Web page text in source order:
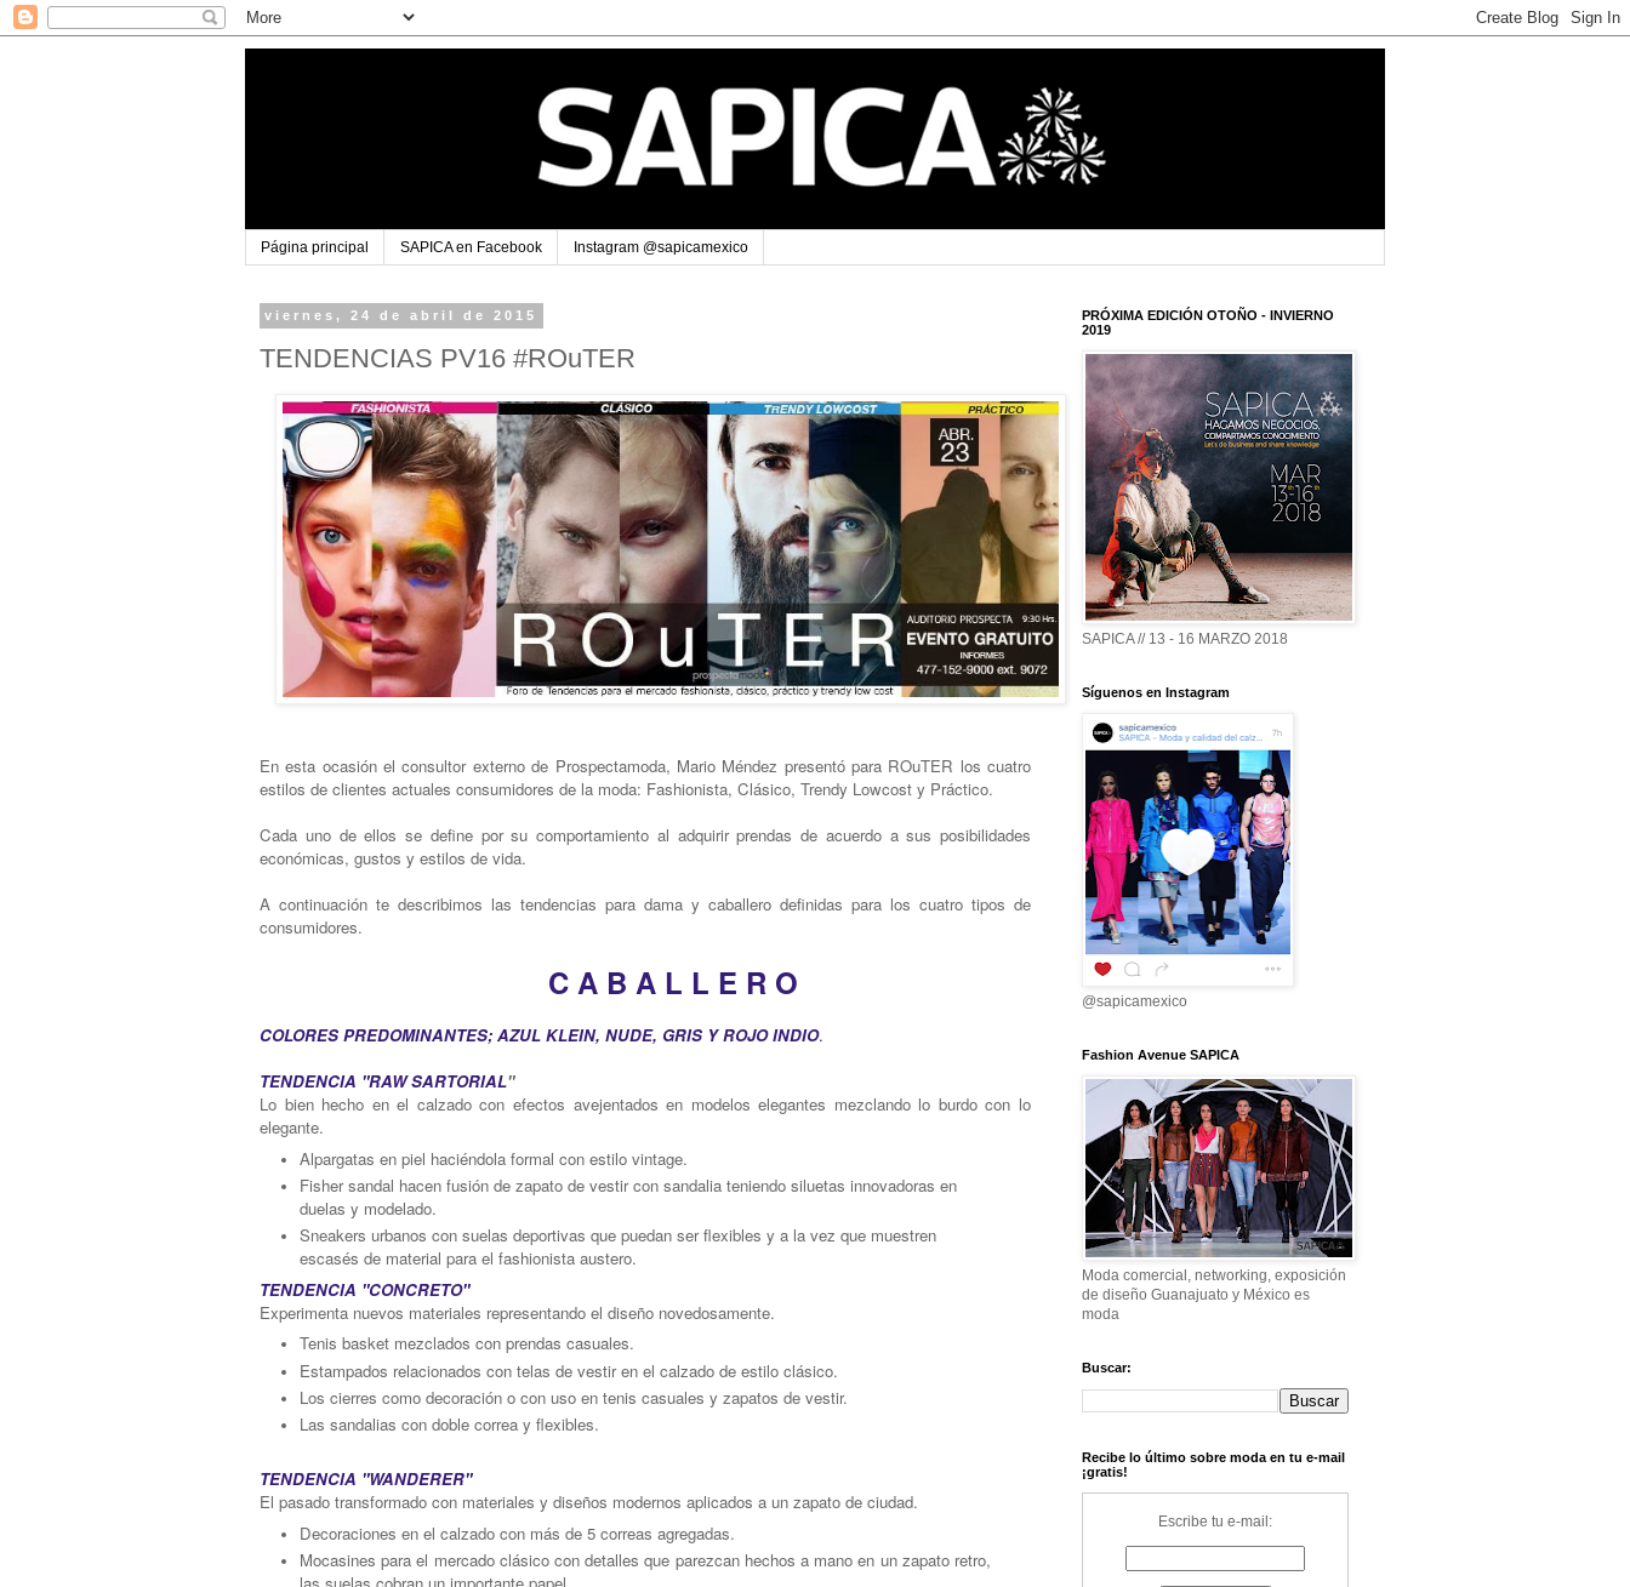
Página principal SAPICA en Facebook Instagram @sapicamexico
viernes, 24 de abril de 2015
TENDENCIAS PV16 #ROuTER
En esta ocasión el consultor externo de Prospectamoda, Mario Méndez presentó para ROuTER los cuatro
estilos de clientes actuales consumidores de la moda: Fashionista, Clásico, Trendy Lowcost y Práctico.
Cada uno de ellos se define por su comportamiento al adquirir prendas de acuerdo a sus posibilidades
económicas, gustos y estilos de vida.
A continuación te describimos las tendencias para dama y caballero definidas para los cuatro tipos de
consumidores.
C A B A L L E R O
COLORES PREDOMINANTES; AZUL KLEIN, NUDE, GRIS Y ROJO INDIO.
TENDENCIA "RAW SARTORIAL"
Lo bien hecho en el calzado con efectos avejentadosen modelos elegantes mezclando lo burdo con lo
elegante.
Alpargatas en piel haciéndola formal con estilo vintage.
Fisher sandal hacen fusión de zapato de vestir con sandalia teniendo siluetas innovadoras en
duelas y modelado.
Sneakers urbanos con suelas deportivas que puedan ser flexibles y a la vez que muestren
escasés de material para el fashionista austero.
TENDENCIA "CONCRETO"
Experimenta nuevos materiales representando el diseño novedosamente.
Tenis basket mezclados con prendas casuales.
Estampados relacionados con telas de vestir en el calzado de estilo clásico.
Los cierres como decoración o con uso en tenis casuales y zapatos de vestir.
Las sandalias con doble correa y flexibles.
TENDENCIA "WANDERER"
El pasado transformado con materiales y diseños modernos aplicados a un zapato de ciudad.
Decoraciones en el calzado con más de 5 correas agregadas.
Mocasines para el mercado clásico con detalles que parezcan hechos a mano en un zapato retro,
PRÓXIMA EDICIÓN OTOÑO - INVIERNO
2019
SAPICA // 13 - 16 MARZO 2018
Síguenos en Instagram
@sapicamexico
Fashion Avenue SAPICA
Moda comercial, networking, exposición
de diseño Guanajuato y México es
moda
Buscar:
Recibe lo último sobre moda en tu e-mail
¡gratis!
Escribe tu e-mail: